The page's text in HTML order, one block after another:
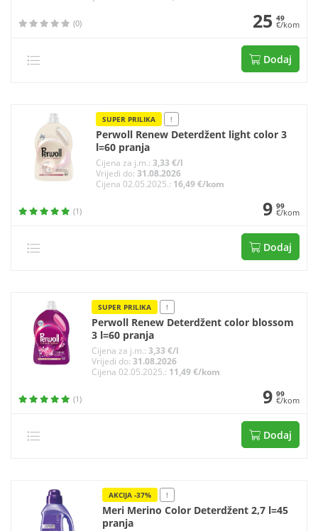
(0) 25 49
€/kom
Dodaj
SUPER PRILIKA !
Perwoll Renew Deterdžent light color 3
l=60 pranja
Cijena za j.m.: 3,33 €/l
Vrijedi do: 31.08.2026
Cijena 02.05.2025.: 16,49 €/kom
(1) 9 99
€/kom
Dodaj
SUPER PRILIKA !
Perwoll Renew Deterdžent color blossom
3 l=60 pranja
Cijena za j.m.:3,33 €/l
Vrijedi do:31.08.2026
Cijena 02.05.2025.: 11,49 €/kom
(1) 9 99
€/kom
Dodaj
AKCIJA -37% !
Meri Merino Color Deterdžent 2,7 l=45
pranja